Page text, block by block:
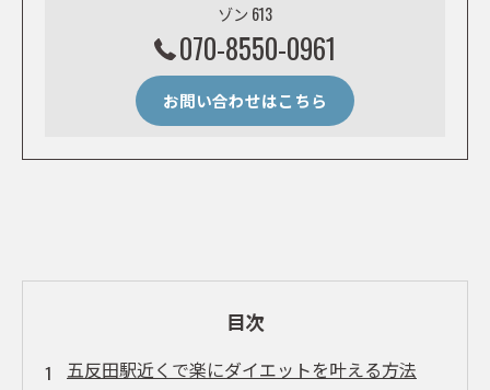
ゾン 613
070-8550-0961
お問い合わせはこちら
目次
五反田駅近くで楽にダイエットを叶える方法